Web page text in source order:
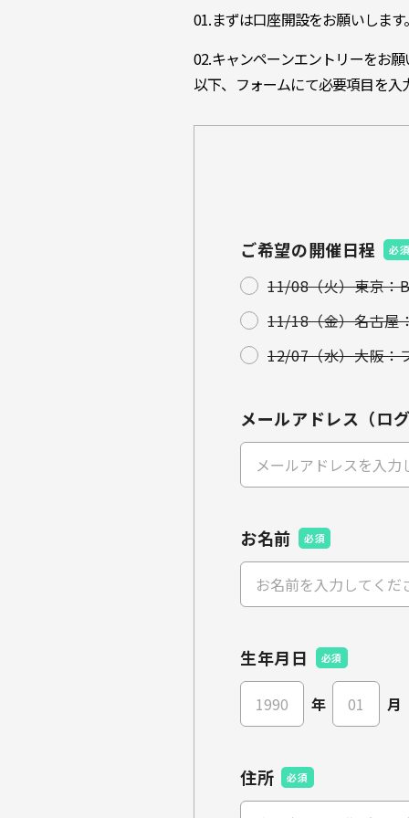
01.まずは口座開設をお願いします
02.キャンペーンエントリーをお
以下、フォームにて必要項目を入